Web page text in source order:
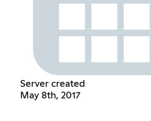
Server created
May 8th, 2017